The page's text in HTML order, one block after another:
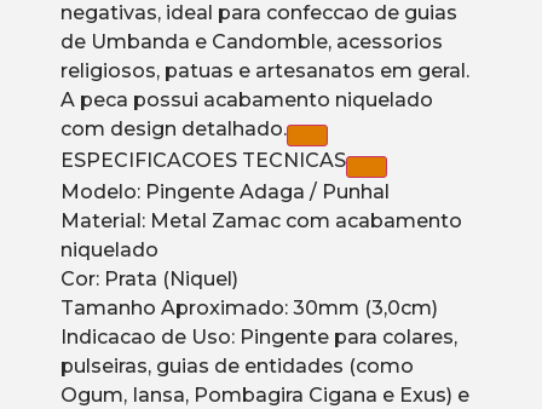
negativas, ideal para confeccao de guias
de Umbanda e Candomble, acessorios
religiosos, patuas e artesanatos em geral.
A peca possui acabamento niquelado
com design detalhado.
ESPECIFICACOES TECNICAS
Modelo: Pingente Adaga / Punhal
Material: Metal Zamac com acabamento
niquelado
Cor: Prata (Niquel)
Tamanho Aproximado: 30mm (3,0cm)
Indicacao de Uso: Pingente para colares,
pulseiras, guias de entidades (como
Ogum, Iansa, Pombagira Cigana e Exus) e